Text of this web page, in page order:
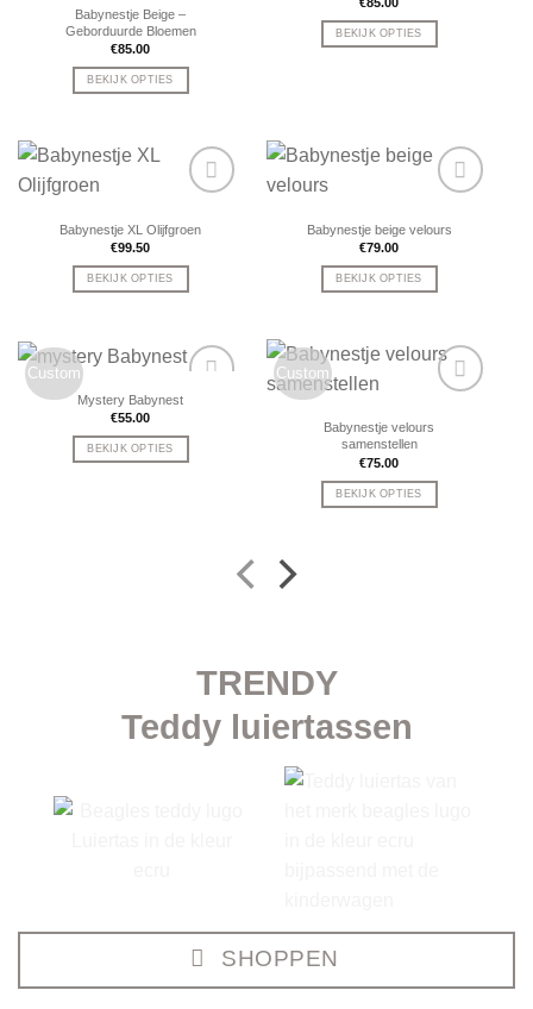
Babynestje Beige –
Geborduurde Bloemen
€85.00
BEKIJK OPTIES
BEKIJK OPTIES
Babynestje XL Olijfgroen
€99.50
BEKIJK OPTIES
Babynestje beige velours
€79.00
BEKIJK OPTIES
Custom
Mystery Babynest
€55.00
BEKIJK OPTIES
Custom
Babynestje velours
samenstellen
€75.00
BEKIJK OPTIES
TRENDY
Teddy luiertassen
SHOPPEN